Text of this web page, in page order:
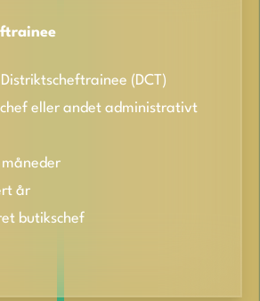
(DCT)
eller andet administrativt
år
butikschef